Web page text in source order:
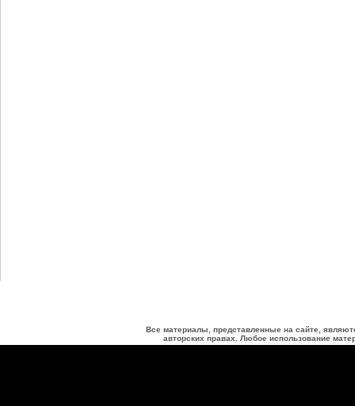
Все материалы, представленные на сайте,
авторских правах. Любое использование